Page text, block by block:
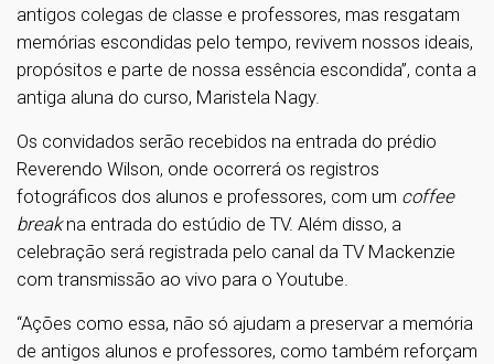
antigos colegas de classe e professores, mas resgatam
memórias escondidas pelo tempo, revivem nossos ideais,
propósitos e parte de nossa essência escondida”, conta a
antiga aluna do curso, Maristela Nagy.
Os convidados serão recebidos na entrada do prédio
Reverendo Wilson, onde ocorrerá os registros
fotográficos dos alunos e professores, com um coffee
breakna entrada do estúdio de TV. Além disso, a
celebração será registrada pelo canal da TV Mackenzie
com transmissão ao vivo para o Youtube.
“Ações como essa, não só ajudam a preservar a memória
de antigos alunos e professores, como também reforçam